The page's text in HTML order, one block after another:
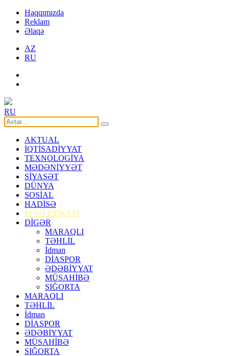
Haqqımızda
Reklam
Əlaqə
AZ
RU
RU
AKTUAL
İQTİSADİYYAT
TEXNOLOGİYA
MƏDƏNİYYƏT
SİYASƏT
DÜNYA
SOSİAL
HADİSƏ
PEŞƏ ETİKASI
DİGƏR
MARAQLI
TƏHLİL
İdman
DİASPOR
ƏDƏBİYYAT
MÜSAHİBƏ
SIĞORTA
MARAQLI
TƏHLİL
İdman
DİASPOR
ƏDƏBİYYAT
MÜSAHİBƏ
SIĞORTA